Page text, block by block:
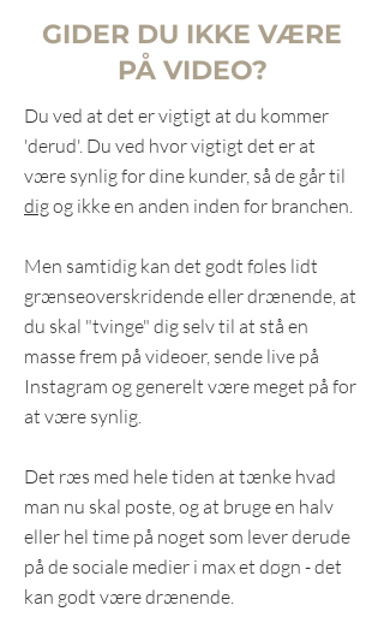
GIDER DU IKKE VÆRE
PÅ VIDEO?
Du ved at det er vigtigt at du kommer
'derud'. Du ved hvor vigtigt det er at
være synlig for dine kunder, så de går til
digog ikke en anden inden for branchen.
Men samtidig kan det godt føles lidt
grænseoverskridende eller drænende, at
du skal "tvinge" dig selv til at stå en
masse frem på videoer, sende live på
Instagram og generelt være meget på for
at være synlig.
Det ræs med hele tiden at tænke hvad
man nu skal poste, og at bruge en halv
eller hel time på noget som lever derude
på de sociale medier i max et døgn - det
kan godt være drænende.